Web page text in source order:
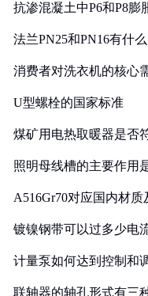
抗渗混凝土中P6和P8膨
法兰PN25和PN16有什么
消费者对洗衣机的核心
U型螺栓的国家标准
煤矿用电热取暖器是否
照明母线槽的主要作用
A516Gr70对应国内材
镀镍钢带可以过多少电
计量泵如何达到控制和
联轴器的轴孔形式有三